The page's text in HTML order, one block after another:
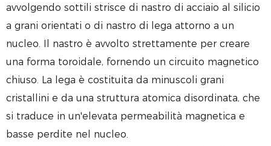
avvolgendo sottili strisce di nastro di acciaio al silicio
a grani orientati o di nastro di lega attorno a un
nucleo. Il nastro è avvolto strettamente per creare
una forma toroidale, fornendo un circuito magnetico
chiuso. La lega è costituita da minuscoli grani
cristallini e da una struttura atomica disordinata, che
si traduce in un'elevata permeabilità magnetica e
basse perdite nel nucleo.